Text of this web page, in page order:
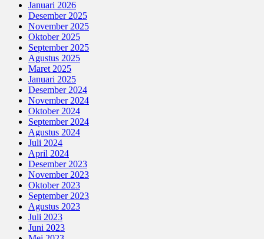
Januari 2026
Desember 2025
November 2025
Oktober 2025
September 2025
Agustus 2025
Maret 2025
Januari 2025
Desember 2024
November 2024
Oktober 2024
September 2024
Agustus 2024
Juli 2024
April 2024
Desember 2023
November 2023
Oktober 2023
September 2023
Agustus 2023
Juli 2023
Juni 2023